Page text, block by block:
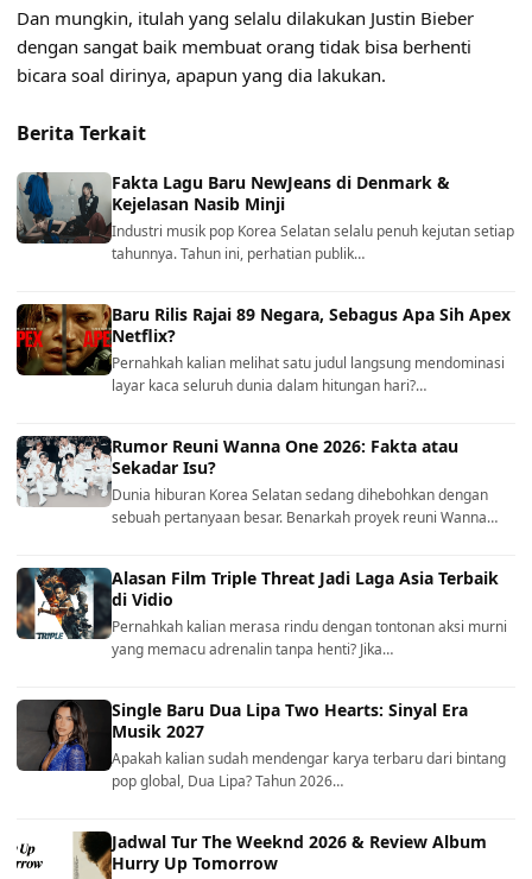
Dan mungkin, itulah yang selalu dilakukan Justin Bieber
dengan sangat baik membuat orang tidak bisa berhenti
bicara soal dirinya, apapun yang dia lakukan.
Berita Terkait
Fakta Lagu Baru NewJeans di Denmark &
Kejelasan Nasib Minji
Industri musik pop Korea Selatan selalu penuh kejutan setiap
tahunnya. Tahun ini, perhatian publik…
Baru Rilis Rajai 89 Negara, Sebagus Apa Sih Apex
Netflix?
Pernahkah kalian melihat satu judul langsung mendominasi
layar kaca seluruh dunia dalam hitungan hari?…
Rumor Reuni Wanna One 2026: Fakta atau
Sekadar Isu?
Dunia hiburan Korea Selatan sedang dihebohkan dengan
sebuah pertanyaan besar. Benarkah proyek reuni Wanna…
Alasan Film Triple Threat Jadi Laga Asia Terbaik
di Vidio
Pernahkah kalian merasa rindu dengan tontonan aksi murni
yang memacu adrenalin tanpa henti? Jika…
Single Baru Dua Lipa Two Hearts: Sinyal Era
Musik 2027
Apakah kalian sudah mendengar karya terbaru dari bintang
pop global, Dua Lipa? Tahun 2026…
Jadwal Tur The Weeknd 2026 & Review Album
Hurry Up Tomorrow